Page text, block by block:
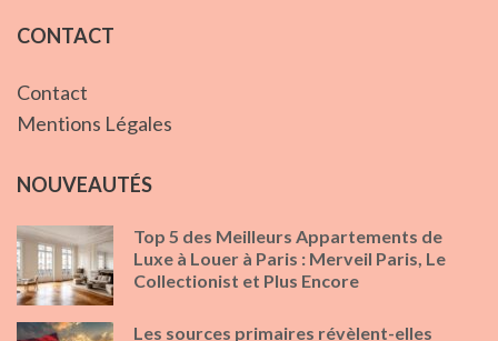
CONTACT
Contact
Mentions Légales
NOUVEAUTÉS
Top 5 des Meilleurs Appartements de
Luxe à Louer à Paris : Merveil Paris, Le
Collectionist et Plus Encore
Les sources primaires révèlent-elles